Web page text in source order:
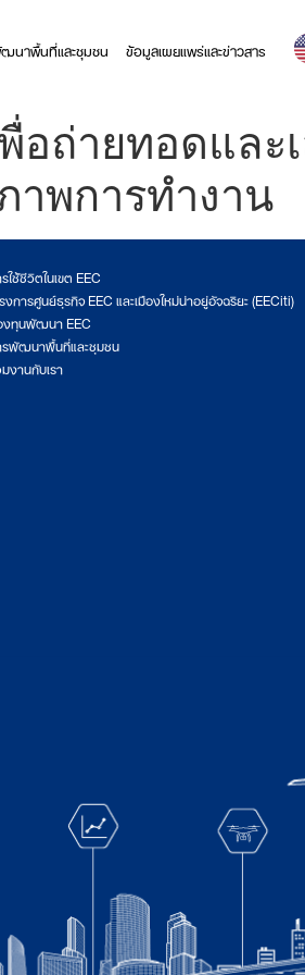
นาพื้นที่และชุมชน ข้อมูลเผยแพร่และข่าวสาร
ถ่ายทอดและ
าพการทำงาน
ใช้ชีวิตในเขต EEC
งการศูนย์ธุรกิจ EEC และเมืองใหม่น่าอยู่อัจฉริยะ (EECiti)
ทุนพัฒนา EEC
พัฒนาพื้นที่และชุมชน
งานกับเรา